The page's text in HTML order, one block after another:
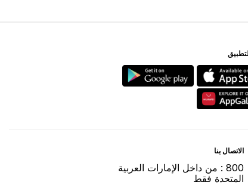
اﻻﺗﺼﺎﻝ ﺑﻨﺎ
800 : ﻣﻦ ﺩاﺧﻞ اﻹﻣﺎﺭاﺕ اﻟﻌﺮﺑﻴﺔ
اﻟﻤﺘﺤﺪﺓ ﻓﻘﻂ